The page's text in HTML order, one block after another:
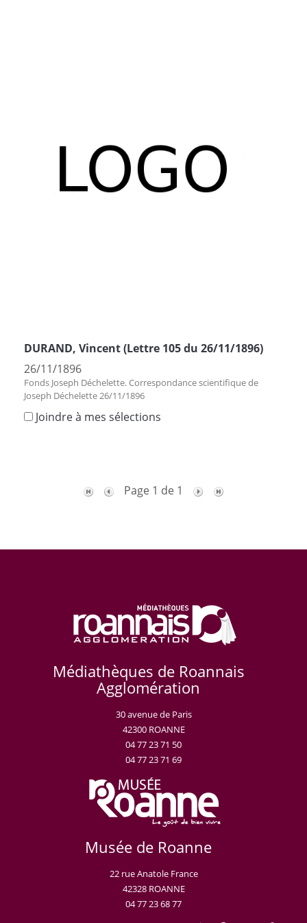
DURAND, Vincent (Lettre 105 du 26/11/1896)
26/11/1896
Fonds Joseph Déchelette. Correspondance scientifique de
Joseph Déchelette 26/11/1896
Joindre à mes sélections
Page 1 de 1
Médiathèques de Roannais
Agglomération
30 avenue de Paris
42300 ROANNE
04 77 23 71 50
04 77 23 71 69
Musée de Roanne
22 rue Anatole France
42328 ROANNE
04 77 23 68 77